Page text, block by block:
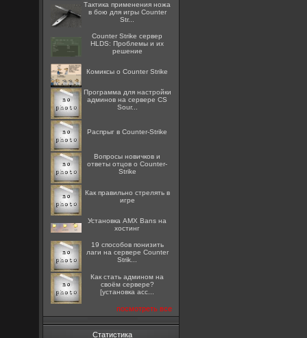
Тактика применения ножа
в бою для игры Counter
Str...
Counter Strike сервер
HLDS: Проблемы и их
решение
Комиксы о Counter Strike
Программа для настройки
админов на сервере CS
Sour...
Распрыг в Counter-Strike
Вопросы новичков и
ответы отцов о Counter-
Strike
Как правильно стрелять в
игре
Установка AMX Bans на
хостинг
19 способов понизить
лаги на сервере Counter
Strik...
Как стать админом на
своём сервере?
[установка acc...
посмотреть все
Статистика